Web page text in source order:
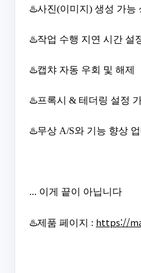
♨️사진(이미지) 생성 가능
♨️작업 수행 지연 시간 설
♨️캡챠 자동 우회 및 해제
♨️프록시 & 테더링 설정
♨️무상 A/S와 기능 향상
... 이게 끝이 아닙니다
♨️제품 페이지 : https://